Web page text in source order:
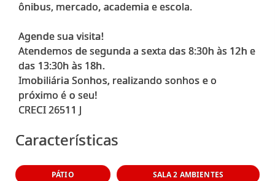
ônibus, mercado, academia e escola.
Agende sua visita!
Atendemos de segunda a sexta das 8:30h às 12h e
das 13:30h às 18h.
Imobiliária Sonhos, realizando sonhos e o
próximo é o seu!
Características
PÁTIO SALA 2 AMBIENTES